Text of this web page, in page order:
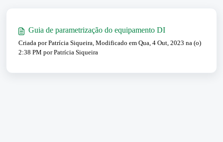
Guia de parametrização do equipamento DI
Criada por Patrícia Siqueira, Modificado em Qua, 4 Out, 2023 na (o)
2:38 PM por Patrícia Siqueira